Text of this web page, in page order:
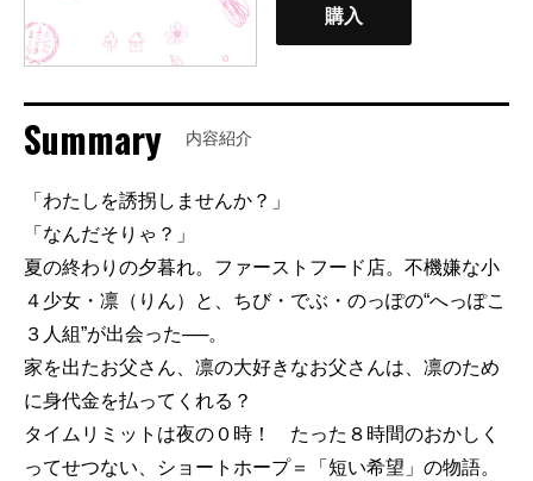
購入
Summary 内容紹介
「わたしを誘拐しませんか？」
「なんだそりゃ？」
夏の終わりの夕暮れ。ファーストフード店。不機嫌な小
４少女・凛（りん）と、ちび・でぶ・のっぽの“へっぽこ
３人組”が出会った──。
家を出たお父さん、凛の大好きなお父さんは、凛のため
に身代金を払ってくれる？
タイムリミットは夜の０時！ たった８時間のおかしく
ってせつない、ショートホープ＝「短い希望」の物語。